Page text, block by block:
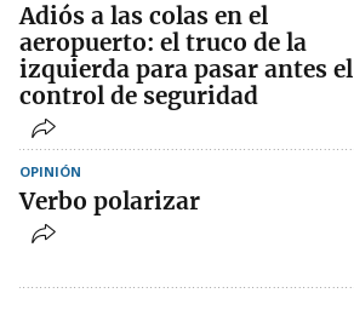
Adiós a las colas en el
aeropuerto: el truco de la
izquierda para pasar antes el
control de seguridad
OPINIÓN
Verbo polarizar